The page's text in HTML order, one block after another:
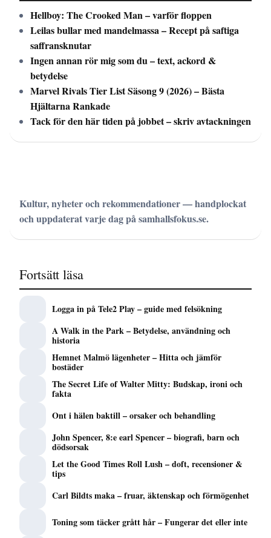
Hellboy: The Crooked Man – varför floppen
Leilas bullar med mandelmassa – Recept på saftiga
saffransknutar
Ingen annan rör mig som du – text, ackord &
betydelse
Marvel Rivals Tier List Säsong 9 (2026) – Bästa
Hjältarna Rankade
Tack för den här tiden på jobbet – skriv avtackningen
Kultur, nyheter och rekommendationer — handplockat
och uppdaterat varje dag på samhallsfokus.se.
Fortsätt läsa
Logga in på Tele2 Play – guide med felsökning
A Walk in the Park – Betydelse, användning och
historia
Hemnet Malmö lägenheter – Hitta och jämför
bostäder
The Secret Life of Walter Mitty: Budskap, ironi och
fakta
Ont i hälen baktill – orsaker och behandling
John Spencer, 8:e earl Spencer – biografi, barn och
dödsorsak
Let the Good Times Roll Lush – doft, recensioner &
tips
Carl Bildts maka – fruar, äktenskap och förmögenhet
Toning som täcker grått hår – Fungerar det eller inte